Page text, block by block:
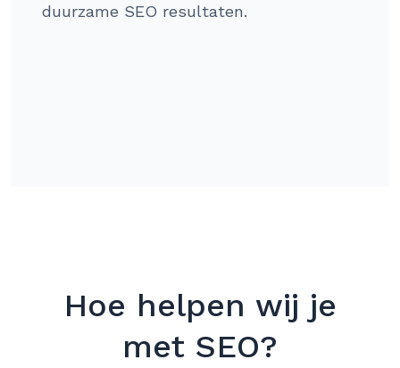
duurzame SEO resultaten.
Hoe helpen wij je
met SEO?